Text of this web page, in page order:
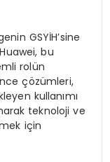
GSYİH’sine
bu
rolün
çözümleri,
kullanımı
teknoloji ve
için